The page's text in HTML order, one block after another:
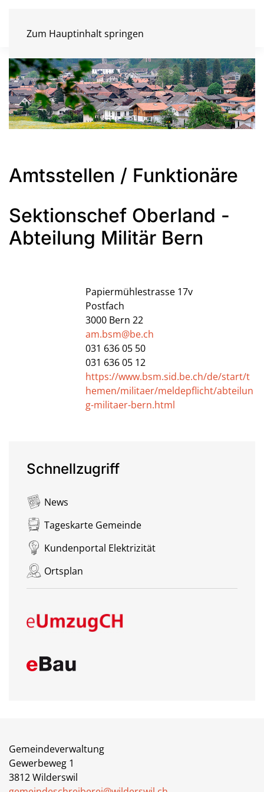
Zum Hauptinhalt springen
Amtsstellen / Funktionäre
Sektionschef Oberland -
Abteilung Militär Bern
Papiermühlestrasse 17v
Postfach
3000 Bern 22
am.bsm@be.ch
031 636 05 50
031 636 05 12
https://www.bsm.sid.be.ch/de/start/t
hemen/militaer/meldepflicht/abteilun
g-militaer-bern.html
Schnellzugriff
News
Tageskarte Gemeinde
Kundenportal Elektrizität
Ortsplan
Gemeindeverwaltung
Gewerbeweg 1
3812 Wilderswil